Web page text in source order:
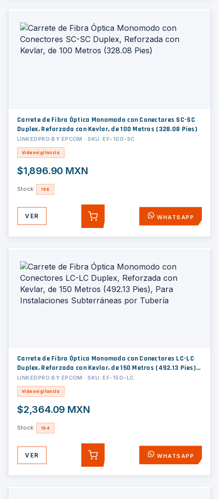
Carrete de Fibra Óptica Monomodo con Conectores SC-SC
Duplex, Reforzada con Kevlar, de 100 Metros (328.08 Pies)
LINKEDPRO BY EPCOM · SKU: EF-100-SC
Videovigilancia
$1,896.90 MXN
Stock: 136
VER AGREGAR WHATSAPP
Carrete de Fibra Óptica Monomodo con Conectores LC-LC
Duplex, Reforzada con Kevlar, de 150 Metros (492.13 Pies),
Para Instalaciones Subterráneas por Tubería
LINKEDPRO BY EPCOM · SKU: EF-150-LC
Videovigilancia
$2,364.09 MXN
Stock: 104
VER AGREGAR WHATSAPP